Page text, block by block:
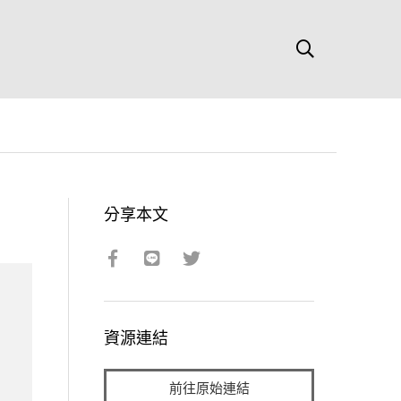
分享本文
資源連結
前往原始連結